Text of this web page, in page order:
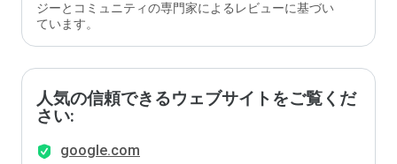
ジーとコミュニティの専門家によるレビューに基づい
ています。
人気の信頼できるウェブサイトをご覧くだ
さい:
google.com